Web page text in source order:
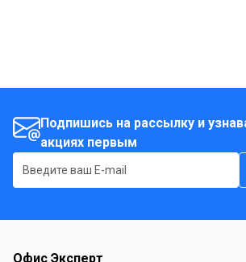
Подпишись на рассылку и
акциях первым
Офис Эксперт